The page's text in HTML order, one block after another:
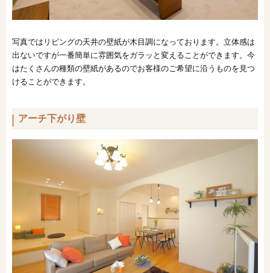
写真ではリビングの天井の壁紙が木目調になっております。立体感は
出ないですが一番簡単に雰囲気をガラッと変えることができます。今
はたくさんの種類の壁紙があるのでお客様のご希望に沿うものを見つ
けることができます。
アーチ下がり壁